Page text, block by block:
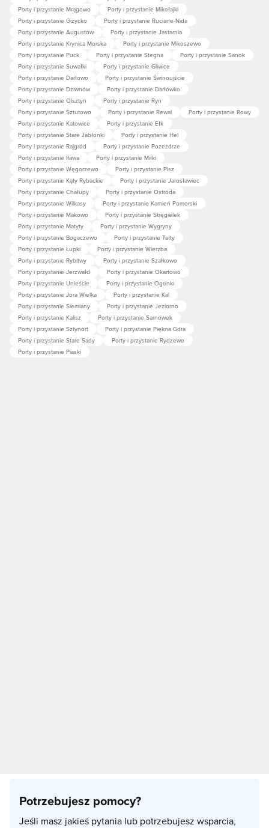
Porty i przystanie Mrągowo
Porty i przystanie Mikołajki
Porty i przystanie Giżycko
Porty i przystanie Ruciane-Nida
Porty i przystanie Augustów
Porty i przystanie Jastarnia
Porty i przystanie Krynica Morska
Porty i przystanie Mikoszewo
Porty i przystanie Puck
Porty i przystanie Stegna
Porty i przystanie Sanok
Porty i przystanie Suwałki
Porty i przystanie Gliwice
Porty i przystanie Darłowo
Porty i przystanie Świnoujście
Porty i przystanie Dziwnów
Porty i przystanie Darłówko
Porty i przystanie Olsztyn
Porty i przystanie Ryn
Porty i przystanie Sztutowo
Porty i przystanie Rewal
Porty i przystanie Rowy
Porty i przystanie Katowice
Porty i przystanie Ełk
Porty i przystanie Stare Jabłonki
Porty i przystanie Hel
Porty i przystanie Rajgród
Porty i przystanie Pozezdrze
Porty i przystanie Iława
Porty i przystanie Miłki
Porty i przystanie Węgorzewo
Porty i przystanie Pisz
Porty i przystanie Kąty Rybackie
Porty i przystanie Jarosławiec
Porty i przystanie Chałupy
Porty i przystanie Ostróda
Porty i przystanie Wilkasy
Porty i przystanie Kamień Pomorski
Porty i przystanie Makowo
Porty i przystanie Stręgielek
Porty i przystanie Matyty
Porty i przystanie Wygryny
Porty i przystanie Bogaczewo
Porty i przystanie Tałty
Porty i przystanie Łupki
Porty i przystanie Wierzba
Porty i przystanie Rybitwy
Porty i przystanie Szałkowo
Porty i przystanie Jerzwałd
Porty i przystanie Okartowo
Porty i przystanie Unieście
Porty i przystanie Ogonki
Porty i przystanie Jora Wielka
Porty i przystanie Kal
Porty i przystanie Siemiany
Porty i przystanie Jeziorno
Porty i przystanie Kalisz
Porty i przystanie Sarnówek
Porty i przystanie Sztynort
Porty i przystanie Piękna Góra
Porty i przystanie Stare Sady
Porty i przystanie Rydzewo
Porty i przystanie Piaski
Potrzebujesz pomocy?
Jeśli masz jakieś pytania lub potrzebujesz wsparcia,